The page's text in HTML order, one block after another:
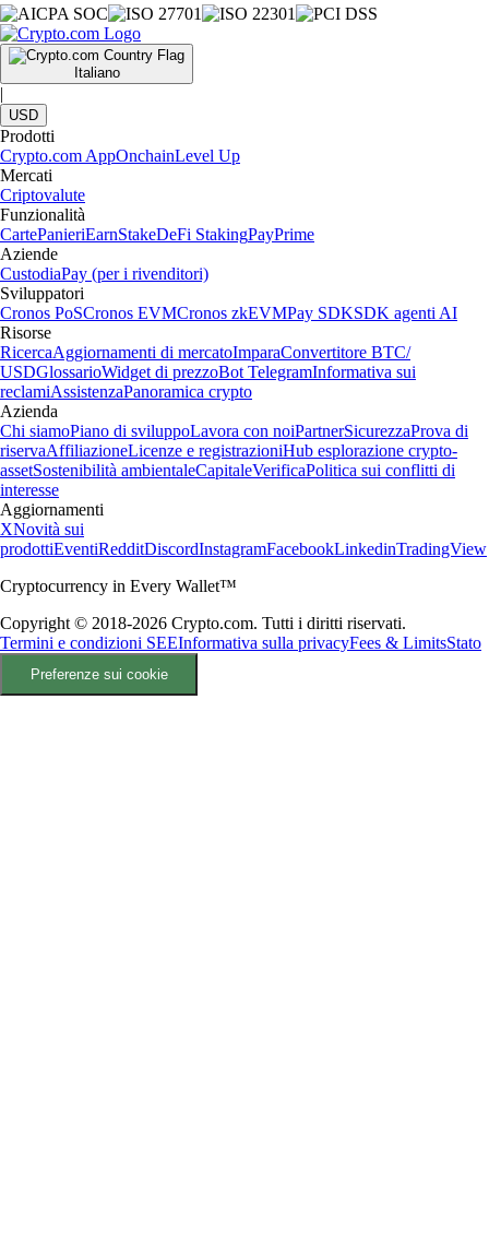
Italiano
|
USD
Prodotti
Crypto.com AppOnchainLevel Up
Mercati
Criptovalute
Funzionalità
CartePanieriEarnStakeDeFi StakingPayPrime
Aziende
CustodiaPay (per i rivenditori)
Sviluppatori
Cronos PoSCronos EVMCronos zkEVMPay SDKSDK agenti AI
Risorse
RicercaAggiornamenti di mercatoImparaConvertitore BTC/
USDGlossarioWidget di prezzoBot TelegramInformativa sui
reclamiAssistenzaPanoramica crypto
Azienda
Chi siamoPiano di sviluppoLavora con noiPartnerSicurezzaProva di
riservaAffiliazioneLicenze e registrazioniHub esplorazione crypto-
assetSostenibilità ambientaleCapitaleVerificaPolitica sui conflitti di
interesse
Aggiornamenti
XNovità sui
prodottiEventiRedditDiscordInstagramFacebookLinkedinTradingView
Cryptocurrency in Every Wallet™
Copyright © 2018-2026 Crypto.com. Tutti i diritti riservati.
Termini e condizioni SEEInformativa sulla privacyFees & LimitsStato
Preferenze sui cookie